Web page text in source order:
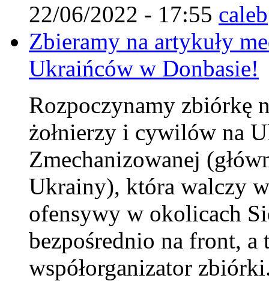
22/06/2022 - 17:55 caleb
Zbieramy na artykuły
Ukraińców w Donbasie!
Rozpoczynamy zbiórkę
żołnierzy i cywilów na
Zmechanizowanej
Ukrainy), która walczy
ofensywy w okolicach
bezpośrednio na front, a
współorganizator